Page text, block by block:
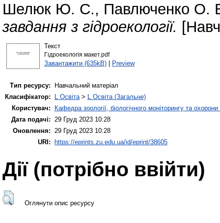
Шелюк Ю. С., Павлюченко О.
завдання з гідроекології.
Текст
Гідроекологія макет.pdf
Завантажити (635kB)| Preview
Тип ресурсу:
Навчальний матеріал
Класифікатор:
L Освіта> L Освіта (Загальне)
Користувач:
Кафедра зоології, біологічного моніторингу та
Дата подачі: 29 Груд 2023 10:28
Оновлення: 29 Груд 2023 10:28
URI:
https://eprints.zu.edu.ua/id/eprint/38605
Дії ​​(потрібно ввійти)
Оглянути опис ресурсу